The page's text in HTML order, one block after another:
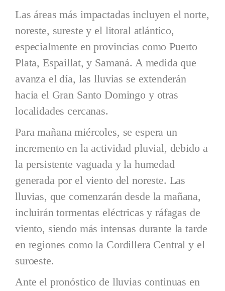
Las áreas más impactadas incluyen el norte,
noreste, sureste y el litoral atlántico,
especialmente en provincias como Puerto
Plata, Espaillat, y Samaná. A medida que
avanza el día, las lluvias se extenderán
hacia el Gran Santo Domingo y otras
localidades cercanas.
Para mañana miércoles, se espera un
incremento en la actividad pluvial, debido a
la persistente vaguada y la humedad
generada por el viento del noreste. Las
lluvias, que comenzarán desde la mañana,
incluirán tormentas eléctricas y ráfagas de
viento, siendo más intensas durante la tarde
en regiones como la Cordillera Central y el
suroeste.
Ante el pronóstico de lluvias continuas en